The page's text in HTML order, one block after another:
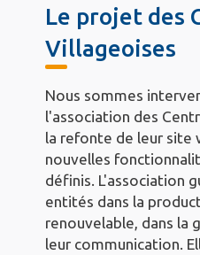
Le projet des
Villageoises
Nous sommes
l'association des
la refonte de leur site
nouvelles
définis. L'association
entités dans la
renouvelable, dans la
leur communication.